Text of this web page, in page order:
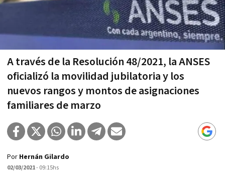
A través de la Resolución 48/2021, la ANSES
oficializó la movilidad jubilatoria y los
nuevos rangos y montos de asignaciones
familiares de marzo
Por Hernán Gilardo
02/03/2021- 09:15hs